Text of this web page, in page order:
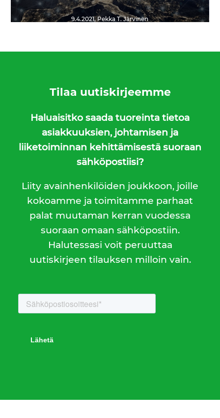
9.4.2021, Pekka T. Järvinen
Tilaa uutiskirjeemme
Haluaisitko saada tuoreinta tietoa
asiakkuuksien, johtamisen ja
liiketoiminnan kehittämisestä suoraan
sähköpostiisi?
Liity avainhenkilöiden joukkoon, joille
kokoamme ja toimitamme parhaat
palat muutaman kerran vuodessa
suoraan omaan sähköpostiin.
Halutessasi voit peruuttaa
uutiskirjeen tilauksen milloin vain.